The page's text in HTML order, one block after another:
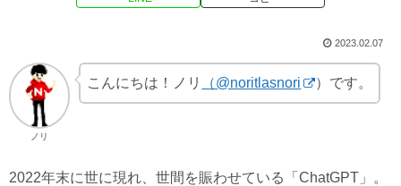
2023.02.07
ノリ
こんにちは！ノリ （@noritlasnori ）です。
2022年末に世に現れ、世間を賑わせている「ChatGPT」。